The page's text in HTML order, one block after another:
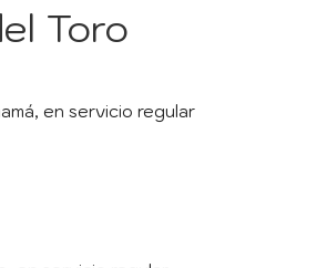
Toro
en servicio regular